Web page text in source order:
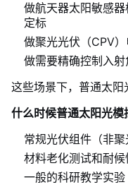
做航天器太阳敏感
定标
做聚光光伏（CPV
做需要精确控制入
这些场景下，普通太阳
什么时候普通太阳光模
常规光伏组件（非
材料老化测试和耐
一般的科研教学实验